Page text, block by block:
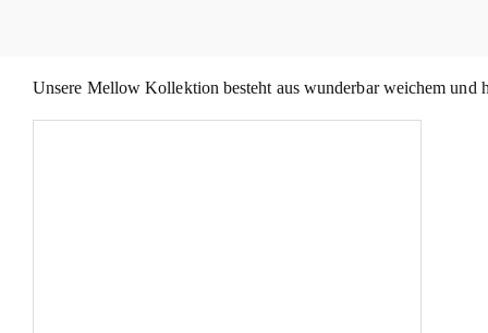
Unsere Mellow Kollektion besteht aus wunderbar weichem und